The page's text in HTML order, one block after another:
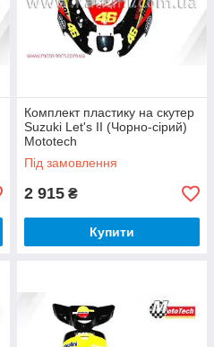
Комплект пластику на скутер
Suzuki Let's II (Чорно-сірий)
Mototech
Під замовлення
2 915 ₴
Купити